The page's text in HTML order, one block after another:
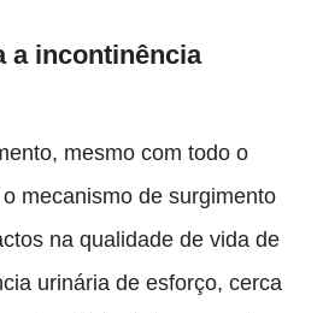
a incontinência
mesmo com todo o
mecanismo de surgimento
na qualidade de vida de
urinária de esforço, cerca